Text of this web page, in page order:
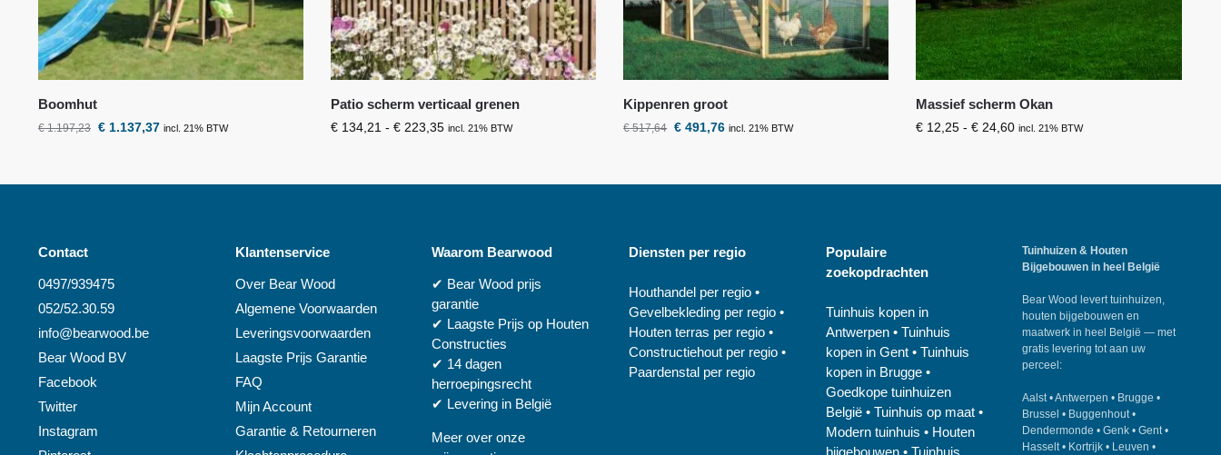
Boomhut
€1.197,23 €1.137,37 incl. 21% BTW
Patio scherm verticaal grenen
€ 134,21 - € 223,35 incl. 21% BTW
Kippenren groot
€517,64 € 491,76 incl. 21% BTW
Massief scherm Okan
€ 12,25 - € 24,60 incl. 21% BTW
Contact
0497/939475
052/52.30.59
info@bearwood.be
Bear WoodBV
Facebook
Twitter
Instagram
Klantenservice
Over Bear Wood
Algemene Voorwaarden
Leveringsvoorwaarden
Laagste Prijs Garantie
FAQ
Mijn Account
Garantie & Retourneren
Waarom Bearwood
✔ Bear Wood prijs
garantie
✔ Laagste Prijs op Houten
Constructies
✔ 14 dagen
herroepingsrecht
✔ Levering in België
Meer over onze
Diensten per regio
Houthandel per regio•
Gevelbekleding per regio•
Houten terras per regio•
Constructiehout per regio•
Paardenstal per regio
Populaire
zoekopdrachten
Tuinhuis kopen in
Antwerpen• Tuinhuis
kopen in Gent• Tuinhuis
kopen in Brugge•
Goedkope tuinhuizen
België• Tuinhuis op maat•
Modern tuinhuis • Houten
Tuinhuizen & Houten
Bijgebouwen in heel België
Bear Wood levert tuinhuizen,
houten bijgebouwen en
maatwerk in heel België — met
gratis levering tot aan uw
perceel:
Aalst•Antwerpen • Brugge •
Brussel • Buggenhout•
Dendermonde •Genk •Gent•
Hasselt• Kortrijk • Leuven •